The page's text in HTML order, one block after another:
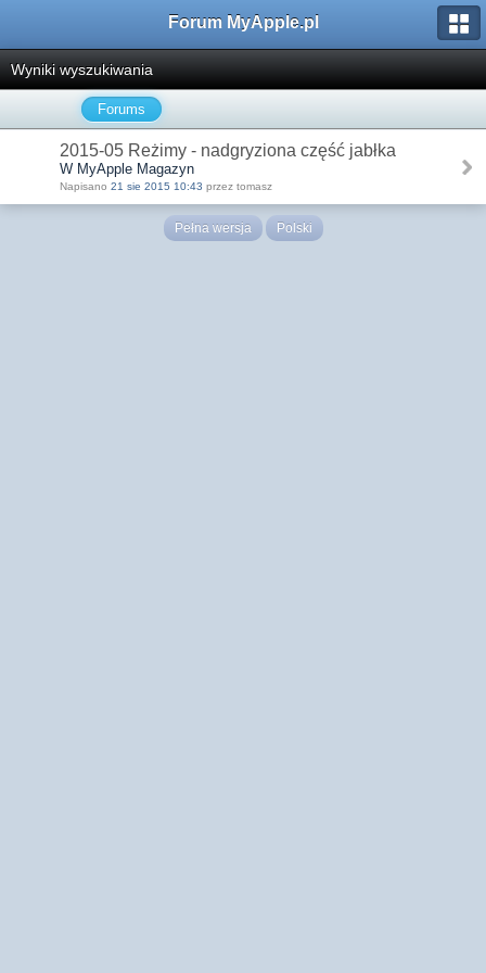
Forum MyApple.pl
Wyniki wyszukiwania
Forums
2015-05 Reżimy - nadgryziona część jabłka
W MyApple Magazyn
Napisano 21 sie 2015 10:43 przez tomasz
Pełna wersja Polski